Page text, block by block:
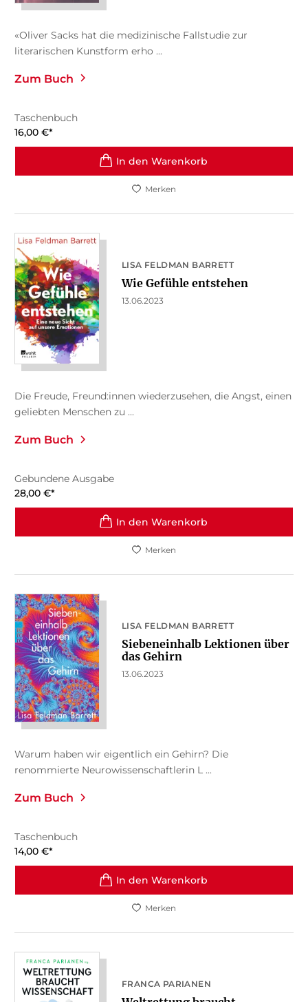
«Oliver Sacks hat die medizinische Fallstudie zur
literarischen Kunstform erho ...
Zum Buch
Taschenbuch
16,00 €*
In den Warenkorb
Merken
LISA FELDMAN BARRETT
Wie Gefühle entstehen
13.06.2023
Die Freude, Freund:innen wiederzusehen, die Angst, einen
geliebten Menschen zu ...
Zum Buch
Gebundene Ausgabe
28,00 €*
In den Warenkorb
Merken
LISA FELDMAN BARRETT
Siebeneinhalb Lektionen über
das Gehirn
13.06.2023
Warum haben wir eigentlich ein Gehirn? Die
renommierte Neurowissenschaftlerin L ...
Zum Buch
Taschenbuch
14,00 €*
In den Warenkorb
Merken
FRANCA PARIANEN